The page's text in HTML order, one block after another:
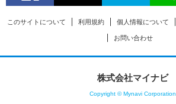
このサイトについて 利用規約 個人情報について
お問い合わせ
株式会社マイナビ
Copyright © Mynavi Corporation